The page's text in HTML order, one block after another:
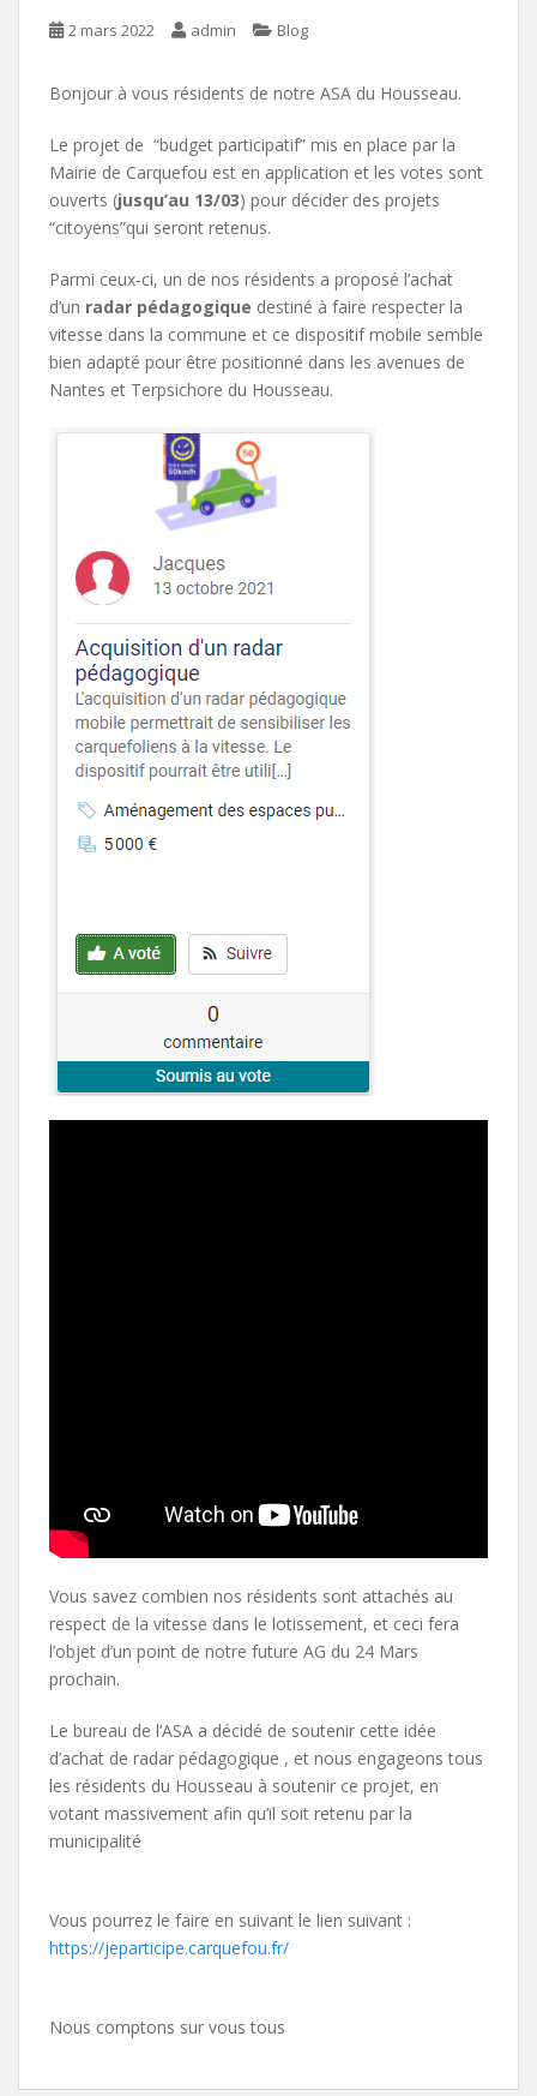
2 mars 2022 admin Blog
Bonjour à vous résidents de notre ASA du Housseau.
Le projet de “budget participatif” mis en place par la
Mairie de Carquefou est en application et les votes sont
ouverts (jusqu’au 13/03) pour décider des projets
“citoyens”qui seront retenus.
Parmi ceux-ci, un de nos résidents a proposé l’achat
d’un radar pédagogique destiné à faire respecter la
vitesse dans la commune et ce dispositif mobile semble
bien adapté pour être positionné dans les avenues de
Nantes et Terpsichore du Housseau.
Vous savez combien nos résidents sont attachés au
respect de la vitesse dans le lotissement, et ceci fera
l’objet d’un point de notre future AG du 24 Mars
prochain.
Le bureau de l’ASA a décidé de soutenir cette idée
d’achat de radar pédagogique , et nous engageons tous
les résidents du Housseau à soutenir ce projet, en
votant massivement afin qu’il soit retenu par la
municipalité
Vous pourrez le faire en suivant le lien suivant :
https://jeparticipe.carquefou.fr/
Nous comptons sur vous tous